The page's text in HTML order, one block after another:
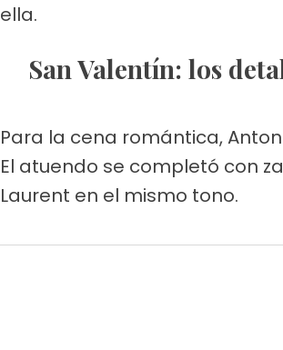
ella.
San Valentín: los
Para la cena romántica,
El atuendo se completó con
Laurent en el mismo tono.